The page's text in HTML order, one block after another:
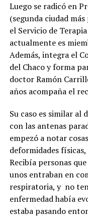
Luego se radicó en
(segunda ciudad
el Servicio de
actualmente es
Además, integra el
del Chaco y forma
doctor Ramón
años acompaña el
Su caso es similar al
con las antenas
empezó a notar
deformidades
Recibía personas
unos entraban en
respiratoria, y no
enfermedad había
estaba pasando